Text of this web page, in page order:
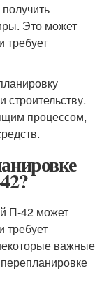
Это может
требует
строительству.
процессом,
П-42 может
требует
важные